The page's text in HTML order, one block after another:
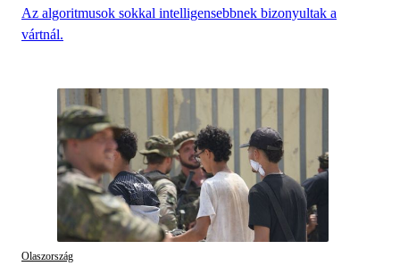
Az algoritmusok sokkal intelligensebbnek bizonyultak a
vártnál.
Olaszország